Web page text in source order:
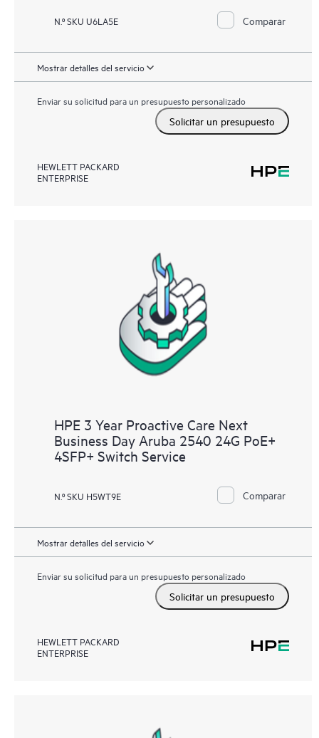
N.º SKU U6LA5E Comparar
Mostrar detalles del servicio
Enviar su solicitud para un presupuesto personalizado
Solicitar un presupuesto
HEWLETT PACKARD
ENTERPRISE
HPE 3 Year Proactive Care Next
Business Day Aruba 2540 24G PoE+
4SFP+ Switch Service
N.º SKU H5WT9E Comparar
Mostrar detalles del servicio
Enviar su solicitud para un presupuesto personalizado
Solicitar un presupuesto
HEWLETT PACKARD
ENTERPRISE